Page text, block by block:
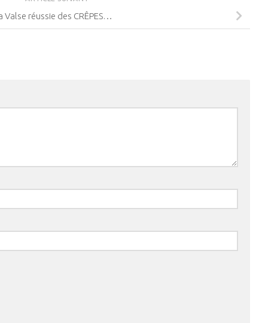
Valse réussie des CRÊPES…